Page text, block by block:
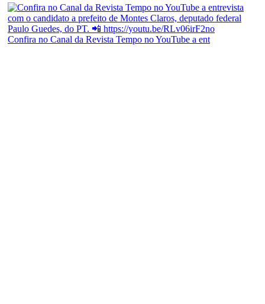
Confira no Canal da Revista Tempo no YouTube a ent